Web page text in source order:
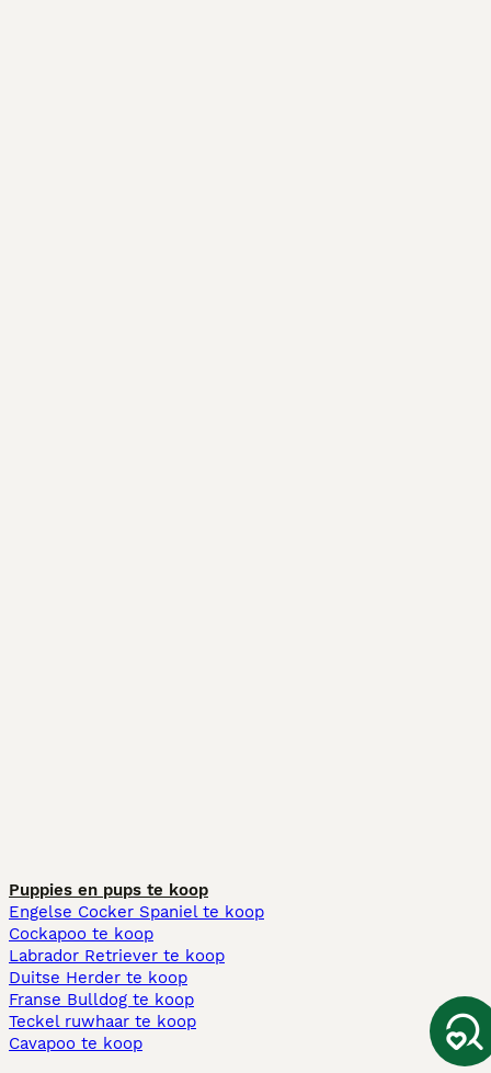
Puppies en pups te koop
Engelse Cocker Spaniel te koop
Cockapoo te koop
Labrador Retriever te koop
Duitse Herder te koop
Franse Bulldog te koop
Teckel ruwhaar te koop
Cavapoo te koop